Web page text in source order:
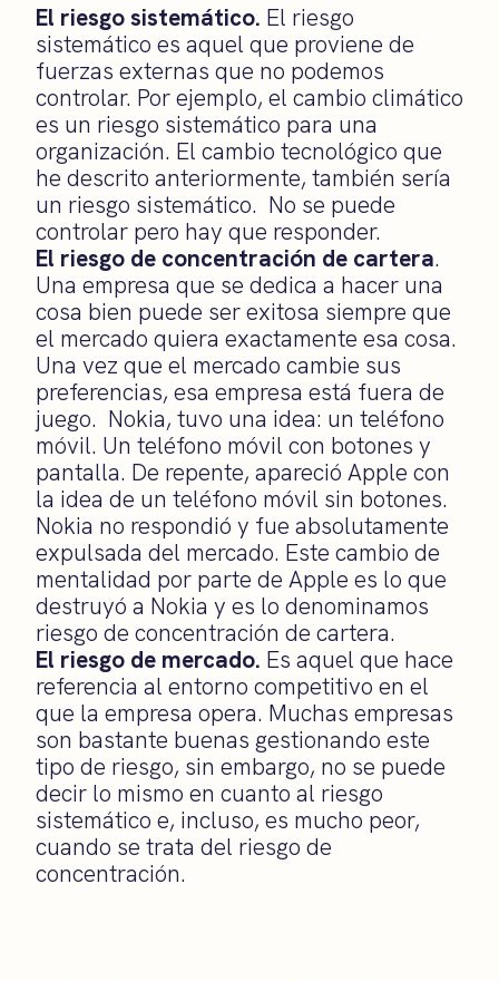
El riesgo sistemático. El riesgo
sistemático es aquel que proviene de
fuerzas externas que no podemos
controlar. Por ejemplo, el cambio climático
es un riesgo sistemático para una
organización. El cambio tecnológico que
he descrito anteriormente, también sería
un riesgo sistemático. No se puede
controlar pero hay que responder.
El riesgo de concentración de cartera.
Una empresa que se dedica a hacer una
cosa bien puede ser exitosa siempre que
el mercado quiera exactamente esa cosa.
Una vez que el mercado cambie sus
preferencias, esa empresa está fuera de
juego. Nokia, tuvo una idea: un teléfono
móvil. Un teléfono móvil con botones y
pantalla. De repente, apareció Apple con
la idea de un teléfono móvil sin botones.
Nokia no respondió y fue absolutamente
expulsada del mercado. Este cambio de
mentalidad por parte de Apple es lo que
destruyó a Nokia y es lo denominamos
riesgo de concentración de cartera.
El riesgo de mercado. Es aquel que hace
referencia al entorno competitivo en el
que la empresa opera. Muchas empresas
son bastante buenas gestionando este
tipo de riesgo, sin embargo, no se puede
decir lo mismo en cuanto al riesgo
sistemático e, incluso, es mucho peor,
cuando se trata del riesgo de
concentración.